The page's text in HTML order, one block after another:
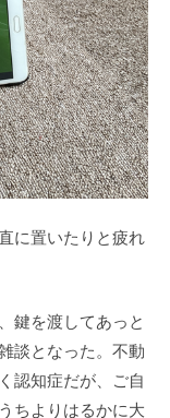
に置いたりと疲れ
鍵を渡してあっと
談となった。不動
認知症だが、ご自
ちよりはるかに大